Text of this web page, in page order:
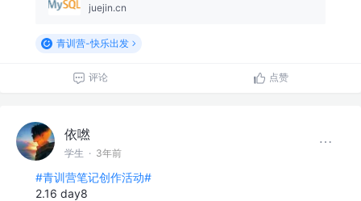
juejin.cn
青训营-快乐出发
评论 点赞
依嘫
学生 · 3年前
#青训营笔记创作活动#
2.16 day8